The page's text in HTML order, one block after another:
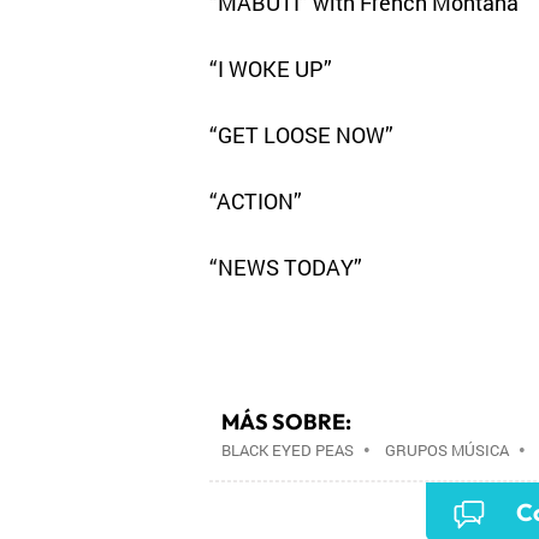
“I WOKE UP”
“GET LOOSE NOW”
“ACTION”
“NEWS TODAY”
MÁS SOBRE:
BLACK EYED PEAS• GRUPOS MÚSICA•